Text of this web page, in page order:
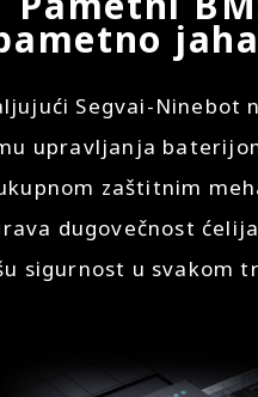
Segvai-Ninebot
upravljanja
zaštitnim
dugovečnost
sigurnost u svakom